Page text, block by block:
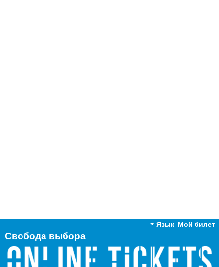
Мой билет
Язык
Английский
Свобода выбора